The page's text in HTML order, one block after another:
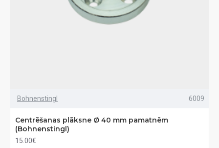
Bohnenstingl 6009
Centrēšanas plāksne Ø 40 mm pamatnēm
(Bohnenstingl)
15.00€